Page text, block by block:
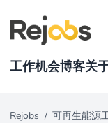
工作机会博客关
Rejobs / 可再生能源